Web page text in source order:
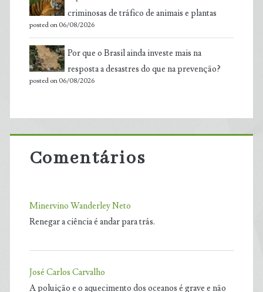
criminosas de tráfico de animais e plantas
posted on 06/08/2026
Por que o Brasil ainda investe mais na
resposta a desastres do que na prevenção?
posted on 06/08/2026
Comentários
Minervino Wanderley Neto
Renegar a ciência é andar para trás.
José Carlos Carvalho
A poluição e o aquecimento dos oceanos é grave e não